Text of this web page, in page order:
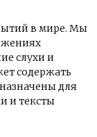
в мире. Мы
слухи и
содержать
для
и тексты